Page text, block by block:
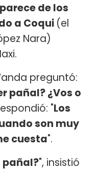
de los
a Coqui (el
Nara)
preguntó:
pañal? ¿Vos o
"Los
son muy
cuesta".
pañal?", insistió